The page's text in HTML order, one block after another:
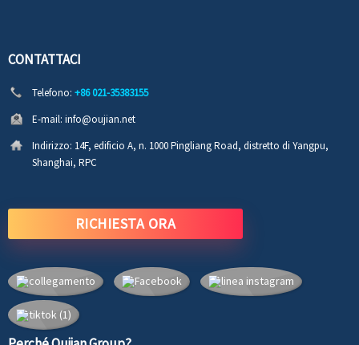
CONTATTACI
Telefono: +86 021-35383155
E-mail: info@oujian.net
Indirizzo: 14F, edificio A, n. 1000 Pingliang Road, distretto di Yangpu,
Shanghai, RPC
RICHIESTA ORA